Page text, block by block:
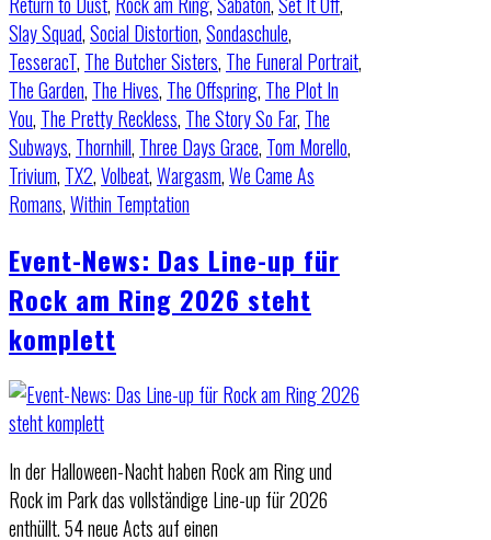
Slay Squad,Social Distortion,Sondaschule,
TesseracT, The Butcher Sisters, The Funeral Portrait,
The Garden, The Hives, The Offspring, The Plot In
You, The Pretty Reckless, The Story So Far, The
Subways, Thornhill, Three Days Grace, Tom Morello,
Trivium, TX2,Volbeat,Wargasm,We Came As
Romans,Within Temptation
Event-News: Das Line-up für
Rock am Ring 2026 steht
komplett
In der Halloween-Nacht haben Rock am Ring und
Rock im Park das vollständige Line-up für 2026
enthüllt. 54 neue Acts auf einen